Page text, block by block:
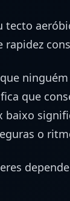
tecto
que
baixo
o